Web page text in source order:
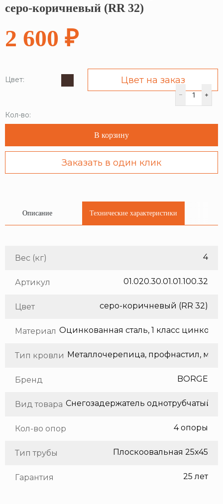
серо-коричневый (RR 32)
2 600 ₽
Цвет: Цвет на заказ
Кол-во:
В корзину
Заказать в один клик
Описание Технические характеристики
Вес (кг) 4
Артикул 01.020.30.01.01.100.32
Цвет серо-коричневый (RR 32)
Материал
Тип кровли
Бренд BORGE
Вид товара Снегозадержатель однотрубчатый
Кол-во опор 4 опоры
Тип трубы Плоскоовальная 25х45
Гарантия 25 лет